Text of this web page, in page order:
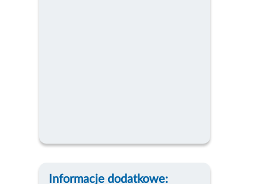
Informacje dodatkowe: